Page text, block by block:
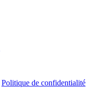
Politique de confidentialité